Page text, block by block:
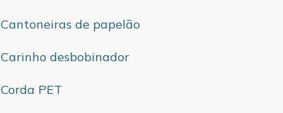
Cantoneiras de papelão
Carinho desbobinador
Corda PET